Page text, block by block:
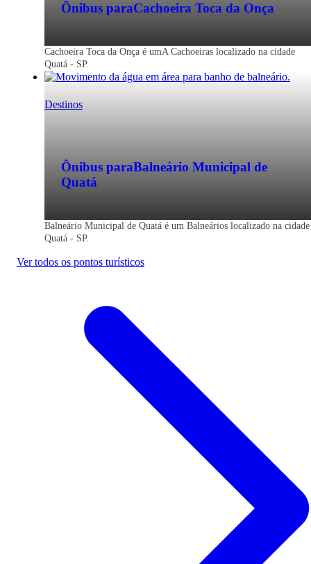
Destinos
Ônibus paraCachoeira Toca da Onça
Cachoeira Toca da Onça é umA Cachoeiras localizado na cidade
Quatá - SP.
Ônibus paraBalneário Municipal de
Quatá
Balneário Municipal de Quatá é um Balneários localizado na cidade
Quatá - SP.
Ver todos os pontos turísticos